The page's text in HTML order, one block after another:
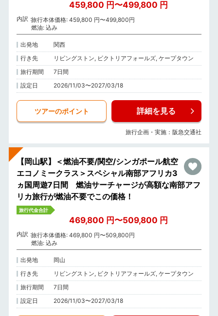
459,800 円〜499,800 円
内訳 旅行本体価格: 459,800 円〜499,800円
燃油: 込み
出発地
関西
行き先
リビングストン, ビクトリアフォールズ, ケープタウン
旅行期間
7日間
設定日
2026/11/03〜2027/03/18
ツアーのポイント 詳細を見る
旅行企画・実施：阪急交通社
【岡山駅】＜燃油不要/関空/シンガポール航空
エコノミークラス＞スペシャル南部アフリカ3
ヵ国周遊7日間 燃油サーチャージが高額な南部アフ
リカ旅行が燃油不要でこの価格！
旅行代金合計
469,800 円〜509,800 円
内訳 旅行本体価格: 469,800 円〜509,800円
燃油: 込み
出発地
岡山
行き先
リビングストン, ビクトリアフォールズ, ケープタウン
旅行期間
7日間
設定日
2026/11/03〜2027/03/18